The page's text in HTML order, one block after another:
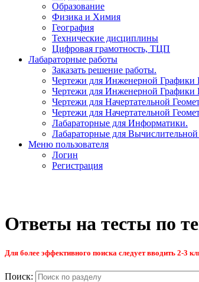
Образование
Физика и Химия
География
Технические дисциплины
Цифровая грамотность, ТЦП
Лабараторные работы
Заказать решение работы.
Чертежи для Инженерной
Чертежи для Инженерной
Чертежи для Начертательной
Чертежи для Начертательной
Лабараторные для Информатики.
Лабараторные для
Меню пользователя
Логин
Регистрация
Ответы на тесты по
Для более эффективного поиска следует вводить 2-3
Поиск: